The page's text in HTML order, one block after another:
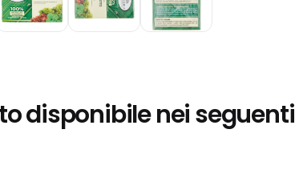
disponibile nei